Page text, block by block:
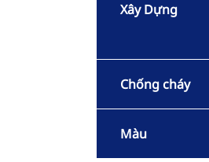
Xây Dựng
Chống cháy
Màu